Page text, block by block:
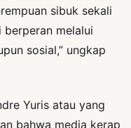
sibuk sekali
berperan melalui
sosial,” ungkap
Yuris atau yang
bahwa media kerap